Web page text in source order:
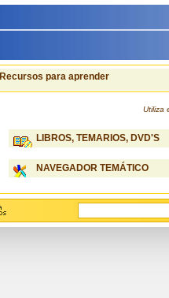
Recursos para aprender
Utiliza
LIBROS, TEMARIOS, DVD'S
NAVEGADOR TEMÁTICO